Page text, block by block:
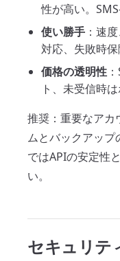
性が高い。
使い勝手 ：速
対応、失敗時
価格の透明性
ト、未受信時
推奨：重要なアカ
ムとバックアップ
ではAPIの安定性
い。
セキュリテ